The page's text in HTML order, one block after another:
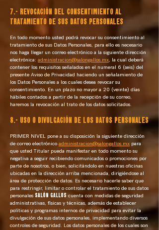
7.- REVOCACIÓN DEL CONSENTIMIENTO AL
TRATAMIENTO DE SUS DATOS PERSONALES
En todo momento usted podrá revocar su consentimiento al
tratamiento de sus Datos Personales, para ello es necesario
nos haga llegar un correo electrónico a la siguiente dirección
electrónica: administracion@salongallos.mx, la cual deberá
contener los requisitos señalados en el numeral 6 (seis) del
presente Aviso de Privacidad haciendo un señalamiento de
los Datos Personales a los cuales desea revocar su
consentimiento. En un plazo no mayor a 20 (veinte) días
hábiles contados a partir de la recepción de su correo,
haremos la revocación al trato de los datos solicitados.
8.- USO O DIVULGACIÓN DE LOS DATOS PERSONALES
PRIMER NIVEL pone a su disposición la siguiente dirección
de correo electrónico administracion@salongallos.mx para
que usted Titular pueda manifestar en todo momento su
negativa a seguir recibiendo comunicados o promociones por
parte de nosotros, o bien, solicitándolo en nuestras oficinas
ubicadas en la dirección arriba mencionada, dirigiéndose al
área de protección de datos. Es necesario hacerle saber que
para restringir, limitar o controlar el tratamiento de sus datos
personales SALÓN GALLOS cuenta con medidas de seguridad
administrativas, físicas y técnicas, además de establecer
políticas y programas internos de privacidad para evitar la
divulgación de sus datos personales, implementando diversos
controles de seguridad. Los datos personales de los cuales son